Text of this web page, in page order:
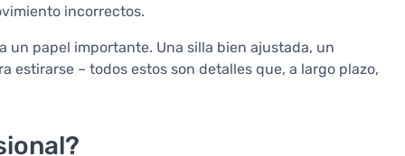
incorrectos.
un papel importante. Una silla bien ajustada, un
estirarse – todos estos son detalles que, a largo plazo,